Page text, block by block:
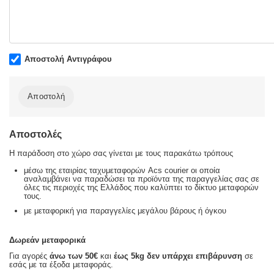
Αποστολή Αντιγράφου
Αποστολή
Αποστολές
Η παράδοση στο χώρο σας γίνεται με τους παρακάτω τρόπους
μέσω της εταιρίας ταχυμεταφορών Acs courier οι οποία
αναλαμβάνει να παραδώσει τα προϊόντα της παραγγελίας σας σε
όλες τις περιοχές της Ελλάδος που καλύπτει το δίκτυο μεταφορών
τους.
με μεταφορική για παραγγελίες μεγάλου βάρους ή όγκου
Δωρεάν μεταφορικά
Για αγορέςάνω των 50€ καιέως 5kg δεν υπάρχει επιβάρυνση σε
εσάς με τα έξοδα μεταφοράς.